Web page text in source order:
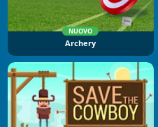
NUOVO
Archery